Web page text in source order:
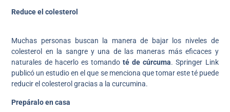
Reduce el colesterol
Muchas personas buscan la manera de bajar los niveles de
colesterol en la sangre y una de las maneras más eficaces y
naturales de hacerlo es tomandoté de cúrcuma. Springer Link
publicó un estudio en el que se menciona que tomar este té puede
reducir el colesterol gracias a la curcumina.
Prepáralo en casa